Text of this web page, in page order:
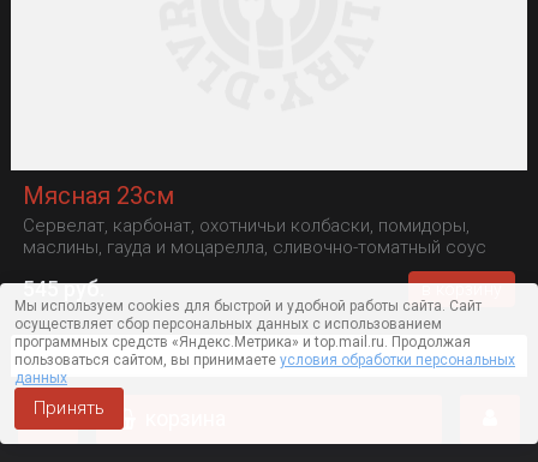
Мясная 23см
Сервелат, карбонат, охотничьи колбаски, помидоры,
маслины, гауда и моцарелла, сливочно-томатный соус
545 руб. в корзину
Мы используем cookies для быстрой и удобной работы сайта. Сайт
осуществляет сбор персональных данных с использованием
программных средств «Яндекс.Метрика» и top.mail.ru. Продолжая
пользоваться сайтом, вы принимаете условия обработки персональных
данных
Принять